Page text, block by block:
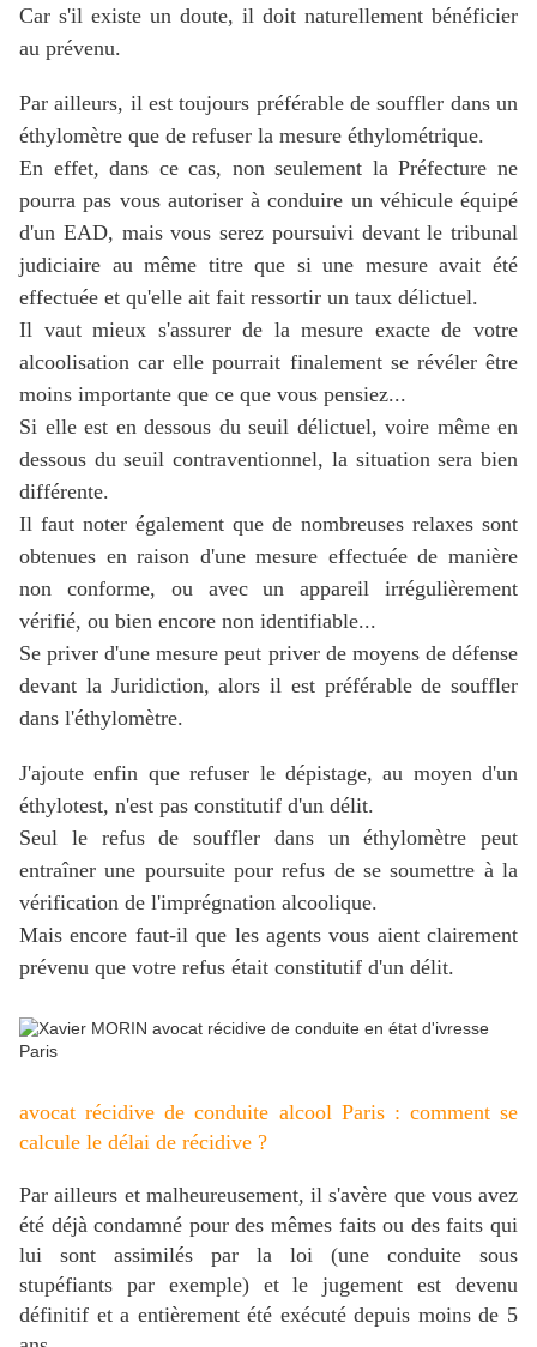
Car s'il existe un doute, il doit naturellement bénéficier
au prévenu.
Par ailleurs, il est toujours préférable de souffler dans un
éthylomètre que de refuser la mesure éthylométrique.
En effet, dans ce cas, non seulement la Préfecture ne
pourra pas vous autoriser à conduire un véhicule équipé
d'un EAD, mais vous serez poursuivi devant le tribunal
judiciaire au même titre que si une mesure avait été
effectuée et qu'elle ait fait ressortir un taux délictuel.
Il vaut mieux s'assurer de la mesure exacte de votre
alcoolisation car elle pourrait finalement se révéler être
moins importante que ce que vous pensiez...
Si elle est en dessous du seuil délictuel, voire même en
dessous du seuil contraventionnel, la situation sera bien
différente.
Il faut noter également que de nombreuses relaxes sont
obtenues en raison d'une mesure effectuée de manière
non conforme, ou avec un appareil irrégulièrement
vérifié, ou bien encore non identifiable...
Se priver d'une mesure peut priver de moyens de défense
devant la Juridiction, alors il est préférable de souffler
dans l'éthylomètre.
J'ajoute enfin que refuser le dépistage, au moyen d'un
éthylotest, n'est pas constitutif d'un délit.
Seul le refus de souffler dans un éthylomètre peut
entraîner une poursuite pour refus de se soumettre à la
vérification de l'imprégnation alcoolique.
Mais encore faut-il que les agents vous aient clairement
prévenu que votre refus était constitutif d'un délit.
avocat récidive de conduite alcool Paris : comment se
calcule le délai de récidive ?
Par ailleurs et malheureusement, il s'avère que vous avez
été déjà condamné pour des mêmes faits ou des faits qui
lui sont assimilés par la loi (une conduite sous
stupéfiants par exemple) et le jugement est devenu
définitif et a entièrement été exécuté depuis moins de 5